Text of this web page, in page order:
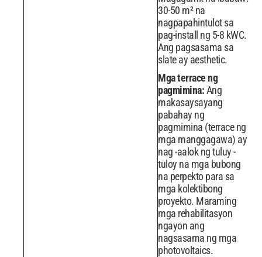
30-50 m² na
nagpapahintulot sa
pag-install ng 5-8 kWC.
Ang pagsasama sa
slate ay aesthetic.
Mga terrace ng
pagmimina:Ang
makasaysayang
pabahay ng
pagmimina (terrace ng
mga manggagawa) ay
nag -aalok ng tuluy -
tuloy na mga bubong
na perpekto para sa
mga kolektibong
proyekto. Maraming
mga rehabilitasyon
ngayon ang
nagsasama ng mga
photovoltaics.